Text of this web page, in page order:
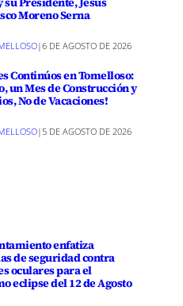
Moreno Serna
|6 DE AGOSTO DE 2026
Continúos en Tomelloso:
un Mes de Construcción y
No de Vacaciones!
|5 DE AGOSTO DE 2026
enfatiza
de seguridad contra
oculares para el
eclipse del 12 de Agosto